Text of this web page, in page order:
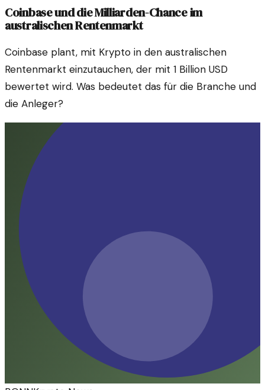
Coinbase und die Milliarden-Chance im
australischen Rentenmarkt
Coinbase plant, mit Krypto in den australischen
Rentenmarkt einzutauchen, der mit 1 Billion USD
bewertet wird. Was bedeutet das für die Branche und
die Anleger?